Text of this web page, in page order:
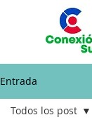
Entrada
Todos los post